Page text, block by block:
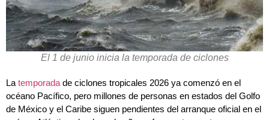
El 1 de junio inicia la temporada de ciclones
La temporada de ciclones tropicales 2026 ya comenzó en el
océano Pacífico, pero millones de personas en estados del Golfo
de México y el Caribe siguen pendientes del arranque oficial en el